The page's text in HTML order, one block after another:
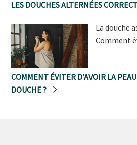
LES DOUCHES ALTERNÉES
La douche
Comment
COMMENT ÉVITER D'AVOIR LA
DOUCHE ?